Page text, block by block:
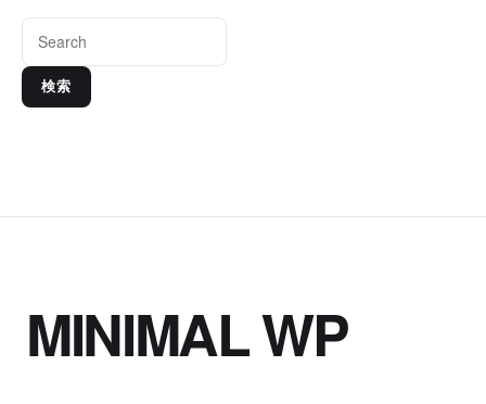
検索
MINIMAL WP